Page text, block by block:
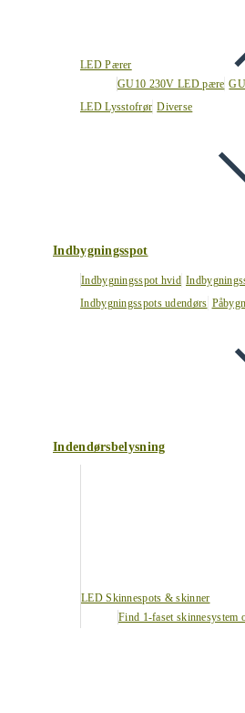
LED Pærer
GU10 230V LED pære
LED Lysstofrør Diverse
Indbygningsspot
Indbygningsspot hvid
Indbygningsspots udendørs
Indendørsbelysning
LED Skinnespots & skinner
Find 1-faset skinnesystem